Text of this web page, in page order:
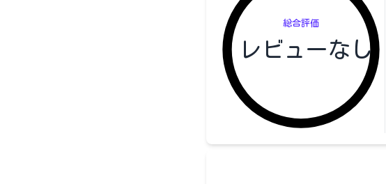
総合評価
レビューなし